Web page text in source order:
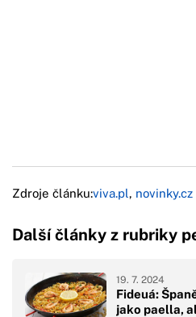
Zdroje článku:viva.pl, novinky.cz
Další články z rubriky
Fideuá:
jako paella,
19. 7. 2024